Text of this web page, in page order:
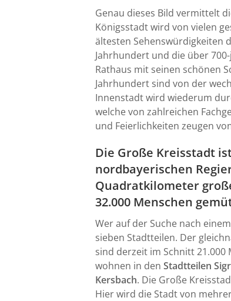
Genau dieses Bild vermittelt
Königsstadt wird von vielen
ältesten Sehenswürdigkeiten
Jahrhundert und die über
Rathaus mit seinen schönen
Jahrhundert sind von der
Innenstadt wird wiederum
welche von zahlreichen
und Feierlichkeiten zeugen
Die Große Kreisstadt
nordbayerischen
Quadratkilometer
32.000 Menschen
Wer auf der Suche nach
sieben Stadtteilen. Der
sind derzeit im Schnitt 21.000
wohnen in den Stadtteilen
Kersbach. Die Große
Hier wird die Stadt von